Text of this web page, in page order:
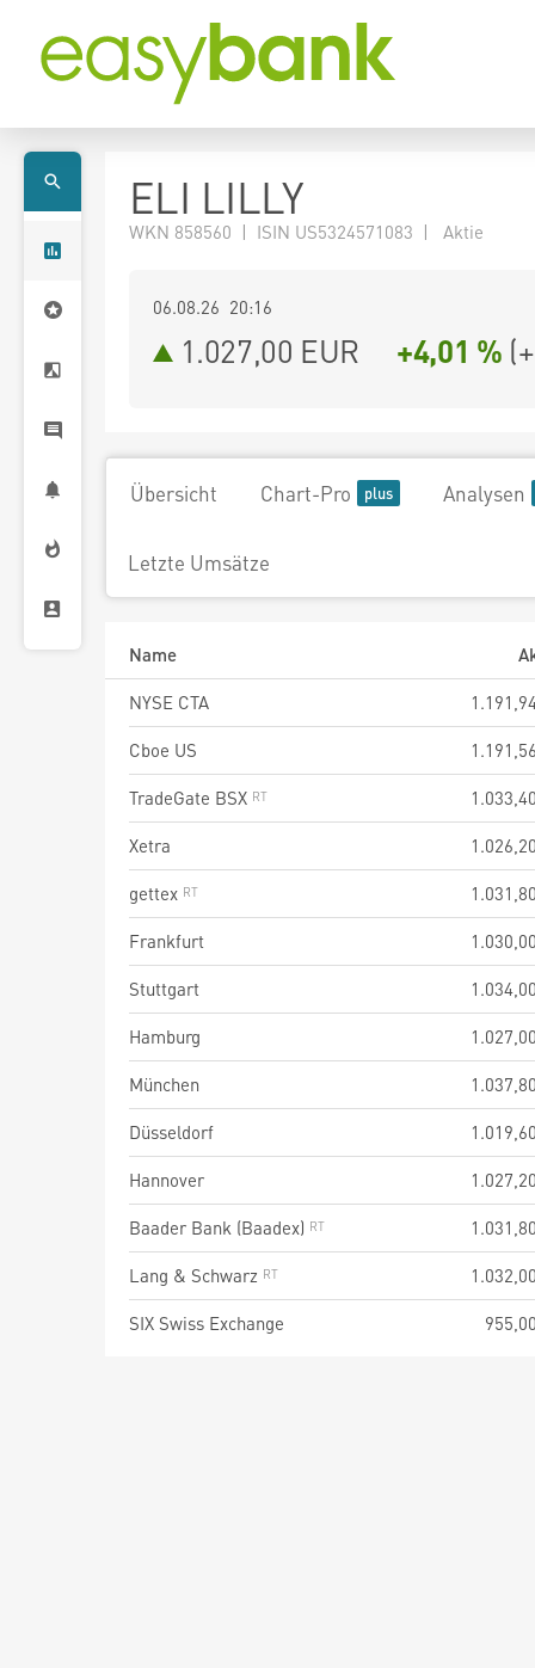
ELI LILLY
WKN 858560 | ISIN US5324571083 | Aktie
06.08.26 20:16
1.027,00 EUR +4,01 % (
Übersicht Chart-Pro Analysen
Letzte Umsätze
Name
NYSE CTA
Cboe US
TradeGate BSX
Xetra
gettex
Frankfurt
Stuttgart
Hamburg
München
Düsseldorf
Hannover
Baader Bank (Baadex)
Lang & Schwarz
SIX Swiss Exchange